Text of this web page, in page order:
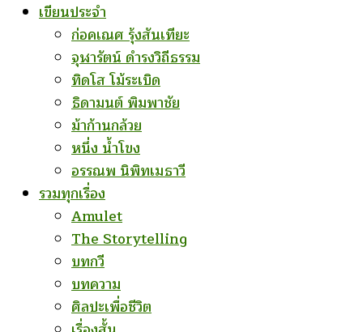
เขียนประจำ
ก่อคเณศ รุ้งสันเทียะ
จุฬารัตน์ ดำรงวิถีธรรม
ทิดโส โม้ระเบิด
ธิดามนต์ พิมพาชัย
ม้าก้านกล้วย
หนึ่ง น้ำโขง
อรรณพ นิพิทเมธาวี
รวมทุกเรื่อง
Amulet
The Storytelling
บทกวี
บทความ
ศิลปะเพื่อชีวิต